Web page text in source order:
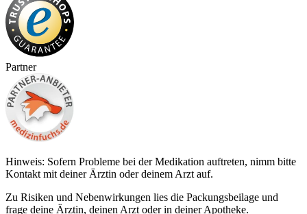
Partner
Hinweis: Sofern Probleme bei der Medikation auftreten, nimm bitte
Kontakt mit deiner Ärztin oder deinem Arzt auf.
Zu Risiken und Nebenwirkungen lies die Packungsbeilage und
frage deine Ärztin, deinen Arzt oder in deiner Apotheke.